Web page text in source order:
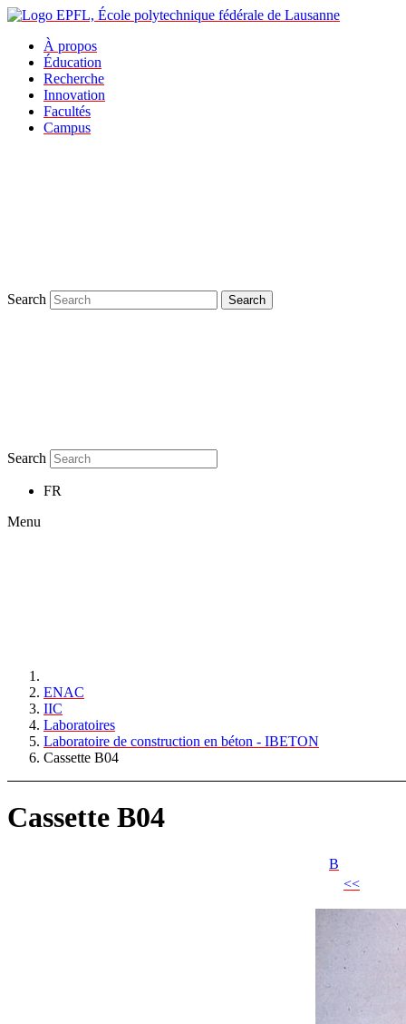
À propos
Éducation
Recherche
Innovation
Facultés
Campus
Search Search
Search
FR
Menu
ENAC
IIC
Laboratoires
Laboratoire de construction en béton - IBETON
Cassette B04
Cassette B04
B
<<